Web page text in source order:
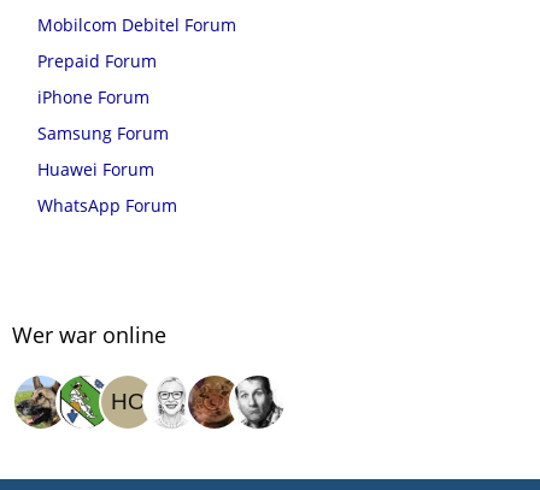
Mobilcom Debitel Forum
Prepaid Forum
iPhone Forum
Samsung Forum
Huawei Forum
WhatsApp Forum
Wer war online